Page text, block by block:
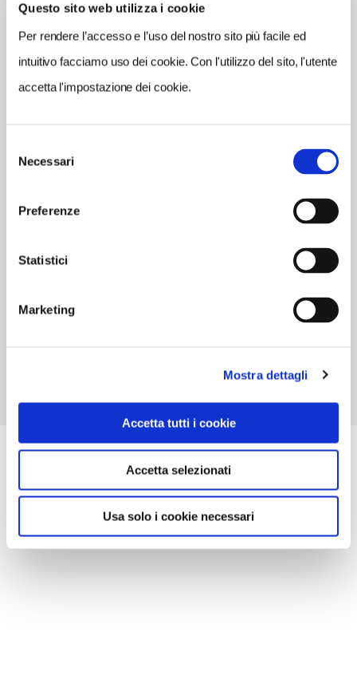
Questo sito web utilizza i cookie
Per rendere l’accesso e l’uso del nostro sito più facile ed
intuitivo facciamo uso dei cookie. Con l'utilizzo del sito, l'utente
accetta l'impostazione dei cookie.
delNecessari
Preferenze
Statistici
Marketing
Mostra dettagli
Accetta tutti i cookie
Accetta selezionati
Usa solo i cookie necessari
Berlino-Tiergarten e Potsdamer Platz
Leipziger Strasse
METRO